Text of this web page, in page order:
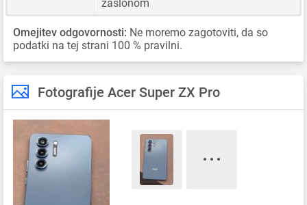
zaslonom
Omejitev odgovornosti: Ne moremo zagotoviti, da so
podatki na tej strani 100 % pravilni.
Fotografije Acer Super ZX Pro